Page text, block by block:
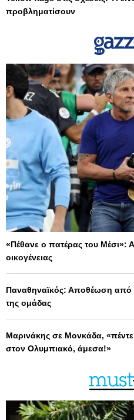
προβληματίσουν
«Πέθανε ο πατέρας του Μέσι»:
οικογένειας
Παναθηναϊκός: Αποθέωση από
της ομάδας
Μαρινάκης σε Μονκάδα,
στον Ολυμπιακό, άμεσα!»